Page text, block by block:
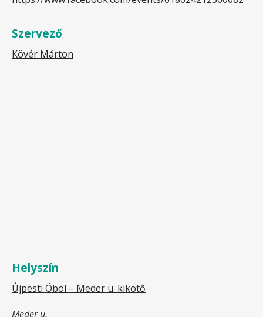
Szervező
Kövér Márton
Helyszín
Újpesti Öböl – Meder u. kikötő
Meder u.